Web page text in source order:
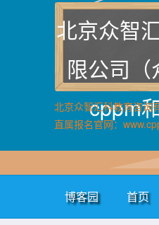
北京众智
限公司（
cppm
北京众智汇科教育咨询
直属报名官网：
博客园 首页